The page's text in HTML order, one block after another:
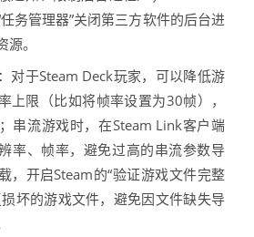
务管理器”关闭第三方软件的后台进
。
：对于Steam Deck玩家，可以降低游
上限（比如将帧率设置为30帧），
串流游戏时，在Steam Link客户端
率、帧率，避免过高的串流参数导
，开启Steam的“验证游戏文件完整
坏的游戏文件，避免因文件缺失导